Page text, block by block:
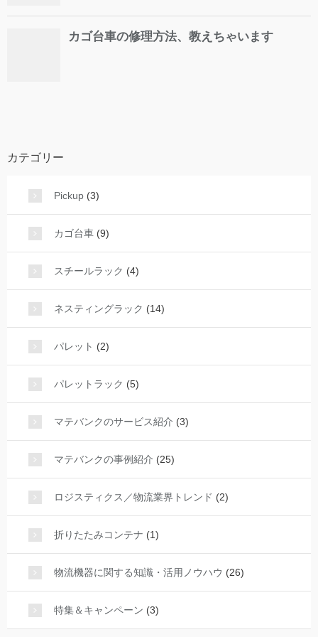
カテゴリー
Pickup (3)
カゴ台車 (9)
スチールラック (4)
ネスティングラック (14)
パレット (2)
パレットラック (5)
マテバンクのサービス紹介 (3)
マテバンクの事例紹介 (25)
ロジスティクス／物流業界トレンド (2)
折りたたみコンテナ (1)
物流機器に関する知識・活用ノウハウ (26)
特集＆キャンペーン (3)